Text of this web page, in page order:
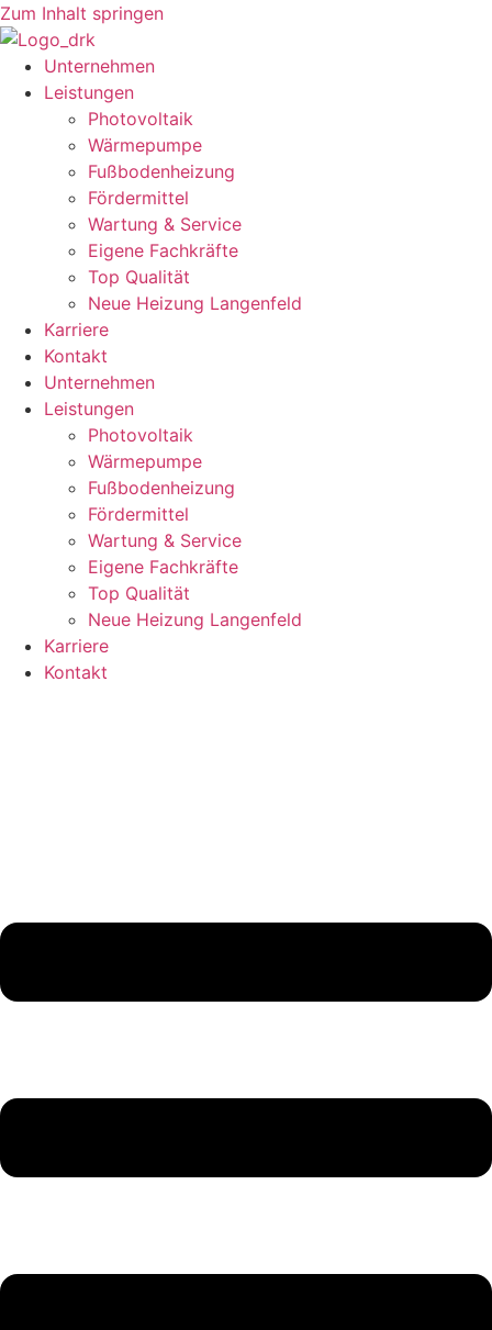
Zum Inhalt springen
Unternehmen
Leistungen
Photovoltaik
Wärmepumpe
Fußbodenheizung
Fördermittel
Wartung & Service
Eigene Fachkräfte
Top Qualität
Neue Heizung Langenfeld
Karriere
Kontakt
Unternehmen
Leistungen
Photovoltaik
Wärmepumpe
Fußbodenheizung
Fördermittel
Wartung & Service
Eigene Fachkräfte
Top Qualität
Neue Heizung Langenfeld
Karriere
Kontakt